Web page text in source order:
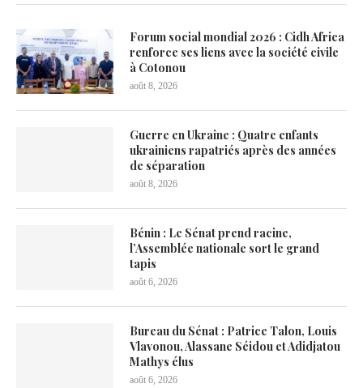
Forum social mondial 2026 : Cidh Africa
renforce ses liens avec la société civile
à Cotonou
août 8, 2026
Guerre en Ukraine : Quatre enfants
ukrainiens rapatriés après des années
de séparation
août 8, 2026
Bénin : Le Sénat prend racine,
l’Assemblée nationale sort le grand
tapis
août 6, 2026
Bureau du Sénat : Patrice Talon, Louis
Vlavonou, Alassane Séidou et Adidjatou
Mathys élus
août 6, 2026